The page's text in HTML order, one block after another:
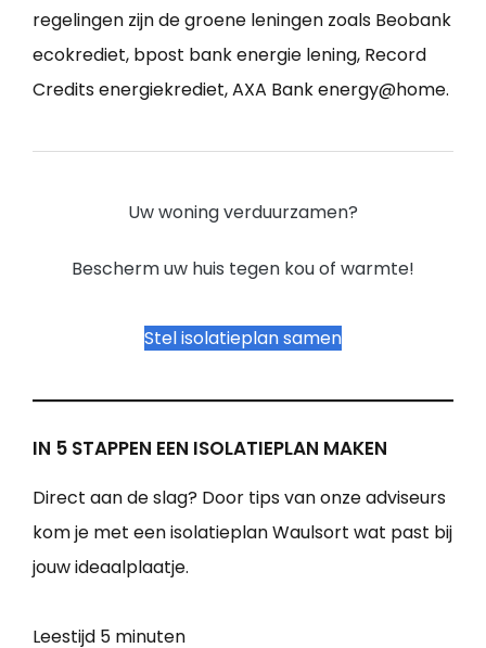
regelingen zijn de groene leningen zoals Beobank
ecokrediet, bpost bank energie lening, Record
Credits energiekrediet, AXA Bank energy@home.
Uw woning verduurzamen?
Bescherm uw huis tegen kou of warmte!
Stel isolatieplan samen
IN 5 STAPPEN EEN ISOLATIEPLAN MAKEN
Direct aan de slag? Door tips van onze adviseurs
kom je met een isolatieplan Waulsort wat past bij
jouw ideaalplaatje.
Leestijd 5 minuten